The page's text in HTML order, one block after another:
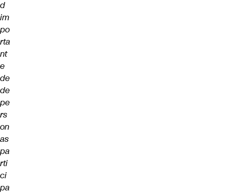
d
im
po
rta
nt
e
de
de
pe
rs
on
as
pa
rti
ci
pa